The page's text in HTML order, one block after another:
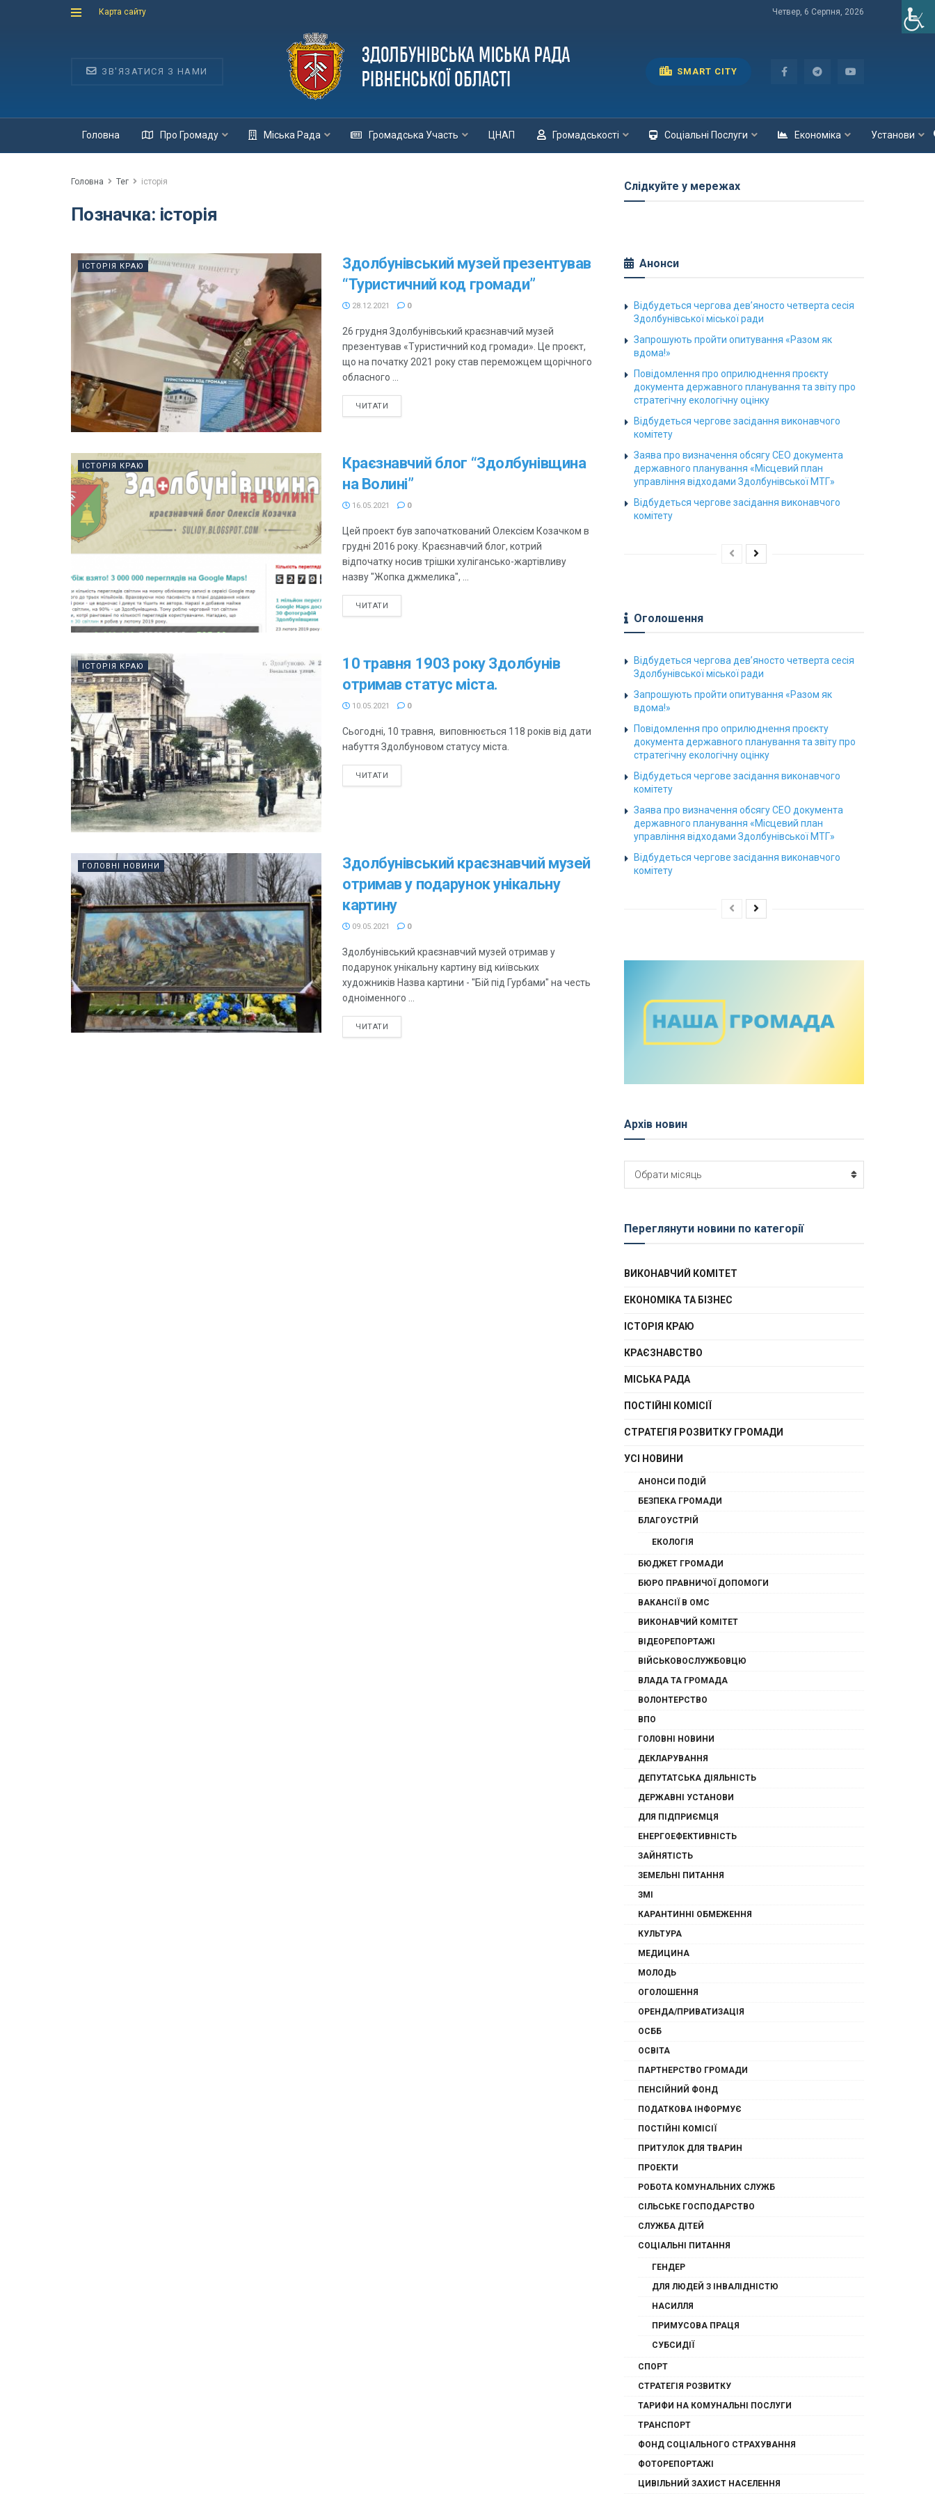
Карта сайту Четвер, 6 Серпня, 2026
ЗВ'ЯЗАТИСЯ З НАМИ SMART CITY
Головна Про Громаду Міська Рада Громадська Участь ЦНАП Громадськості Соціальні Послуги Економіка Установи
Головна Тег історія
Позначка: історія
ІСТОРІЯ КРАЮ
Здолбунівський музей презентував
“Туристичний код громади”
28.12.2021 0
26 грудня Здолбунівський краєзнавчий музей
презентував «Туристичний код громади». Це проєкт,
що на початку 2021 року став переможцем щорічного
обласного ...
ЧИТАТИ
ІСТОРІЯ КРАЮ
Краєзнавчий блог “Здолбунівщина
на Волині”
16.05.2021 0
Цей проект був започаткований Олексієм Козачком в
грудні 2016 року. Краєзнавчий блог, котрий
відпочатку носив трішки хулігансько-жартівливу
назву "Жопка джмелика", ...
ЧИТАТИ
ІСТОРІЯ КРАЮ
10 травня 1903 року Здолбунів
отримав статус міста.
10.05.2021 0
Сьогодні, 10 травня, виповнюється 118 років від дати
набуття Здолбуновом статусу міста.
ЧИТАТИ
ГОЛОВНІ НОВИНИ
Здолбунівський краєзнавчий музей
отримав у подарунок унікальну
картину
09.05.2021 0
Здолбунівський краєзнавчий музей отримав у
подарунок унікальну картину від київських
художників Назва картини - "Бій під Гурбами" на честь
одноіменного ...
ЧИТАТИ
Слідкуйте у мережах
Анонси
Відбудеться чергова дев’яносто четверта сесія
Здолбунівської міської ради
Запрошують пройти опитування «Разом як
вдома!»
Повідомлення про оприлюднення проєкту
документа державного планування та звіту про
стратегічну екологічну оцінку
Відбудеться чергове засідання виконавчого
комітету
Заява про визначення обсягу СЕО документа
державного планування «Місцевий план
управління відходами Здолбунівської МТГ»
Відбудеться чергове засідання виконавчого
комітету
Оголошення
Відбудеться чергова дев’яносто четверта сесія
Здолбунівської міської ради
Запрошують пройти опитування «Разом як
вдома!»
Повідомлення про оприлюднення проєкту
документа державного планування та звіту про
стратегічну екологічну оцінку
Відбудеться чергове засідання виконавчого
комітету
Заява про визначення обсягу СЕО документа
державного планування «Місцевий план
управління відходами Здолбунівської МТГ»
Відбудеться чергове засідання виконавчого
комітету
Архів новин
Архів
новин
Обрати місяць
Переглянути новини по категорії
ВИКОНАВЧИЙ КОМІТЕТ
ЕКОНОМІКА ТА БІЗНЕС
ІСТОРІЯ КРАЮ
КРАЄЗНАВСТВО
МІСЬКА РАДА
ПОСТІЙНІ КОМІСІЇ
СТРАТЕГІЯ РОЗВИТКУ ГРОМАДИ
УСІ НОВИНИ
АНОНСИ ПОДІЙ
БЕЗПЕКА ГРОМАДИ
БЛАГОУСТРІЙ
ЕКОЛОГІЯ
БЮДЖЕТ ГРОМАДИ
БЮРО ПРАВНИЧОЇ ДОПОМОГИ
ВАКАНСІЇ В ОМС
ВИКОНАВЧИЙ КОМІТЕТ
ВІДЕОРЕПОРТАЖІ
ВІЙСЬКОВОСЛУЖБОВЦЮ
ВЛАДА ТА ГРОМАДА
ВОЛОНТЕРСТВО
ВПО
ГОЛОВНІ НОВИНИ
ДЕКЛАРУВАННЯ
ДЕПУТАТСЬКА ДІЯЛЬНІСТЬ
ДЕРЖАВНІ УСТАНОВИ
ДЛЯ ПІДПРИЄМЦЯ
ЕНЕРГОЕФЕКТИВНІСТЬ
ЗАЙНЯТІСТЬ
ЗЕМЕЛЬНІ ПИТАННЯ
ЗМІ
КАРАНТИННІ ОБМЕЖЕННЯ
КУЛЬТУРА
МЕДИЦИНА
МОЛОДЬ
ОГОЛОШЕННЯ
ОРЕНДА/ПРИВАТИЗАЦІЯ
ОСББ
ОСВІТА
ПАРТНЕРСТВО ГРОМАДИ
ПЕНСІЙНИЙ ФОНД
ПОДАТКОВА ІНФОРМУЄ
ПОСТІЙНІ КОМІСІЇ
ПРИТУЛОК ДЛЯ ТВАРИН
ПРОЕКТИ
РОБОТА КОМУНАЛЬНИХ СЛУЖБ
СІЛЬСЬКЕ ГОСПОДАРСТВО
СЛУЖБА ДІТЕЙ
СОЦІАЛЬНІ ПИТАННЯ
ГЕНДЕР
ДЛЯ ЛЮДЕЙ З ІНВАЛІДНІСТЮ
НАСИЛЛЯ
ПРИМУСОВА ПРАЦЯ
СУБСИДІЇ
СПОРТ
СТРАТЕГІЯ РОЗВИТКУ
ТАРИФИ НА КОМУНАЛЬНІ ПОСЛУГИ
ТРАНСПОРТ
ФОНД СОЦІАЛЬНОГО СТРАХУВАННЯ
ФОТОРЕПОРТАЖІ
ЦИВІЛЬНИЙ ЗАХИСТ НАСЕЛЕННЯ